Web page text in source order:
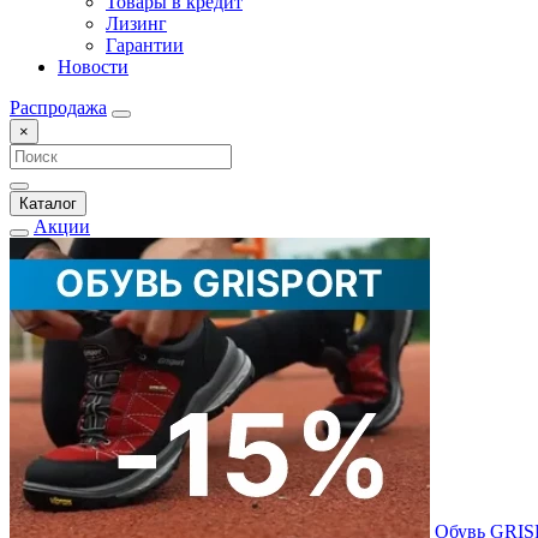
Лизинг
Гарантии
Новости
Распродажа
×
Каталог
Акции
Обувь